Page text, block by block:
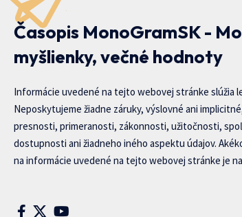
Časopis MonoGramSK -
myšlienky, večné hodnoty
Informácie uvedené na tejto webovej stránke slúžia
Neposkytujeme žiadne záruky, výslovné ani
presnosti, primeranosti, zákonnosti, užitočnosti,
dostupnosti ani žiadneho iného aspektu údajov.
na informácie uvedené na tejto webovej stránke je